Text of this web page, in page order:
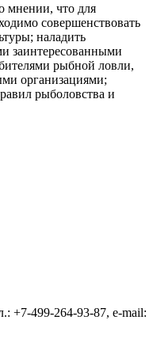
мнении, что для
совершенствовать
наладить
заинтересованными
рыбной ловли,
организациями;
рыболовства и
+7-499-264-93-87, e-mail: